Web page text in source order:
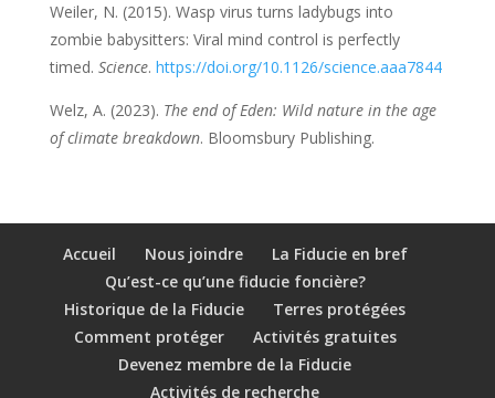
Weiler, N. (2015). Wasp virus turns ladybugs into
zombie babysitters: Viral mind control is perfectly
timed. Science. https://doi.org/10.1126/science.aaa7844
Welz, A. (2023). The end of Eden: Wild nature in the age
of climate breakdown. Bloomsbury Publishing.
Accueil Nous joindre
La Fiducie en bref
Qu’est-ce qu’une fiducie foncière?
Historique de la Fiducie
Terres protégées
Comment protéger
Activités gratuites
Devenez membre de la Fiducie
Activités de recherche